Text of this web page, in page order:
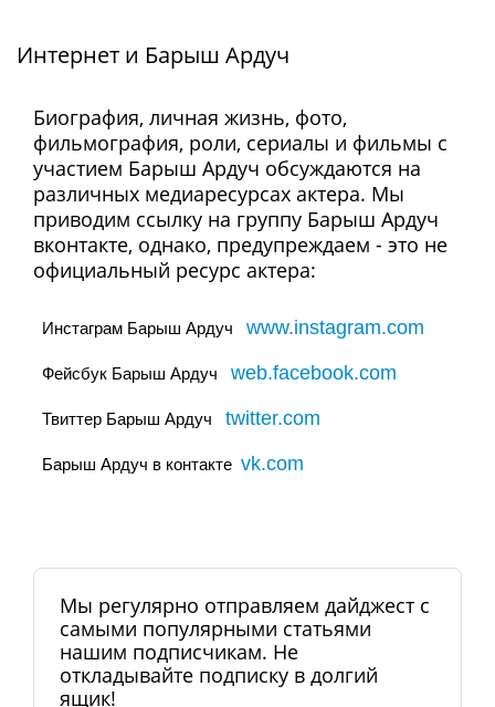
Интернет и Барыш Ардуч
Биография, личная жизнь, фото,
фильмография, роли, сериалы и фильмы с
участием Барыш Ардуч обсуждаются на
различных медиаресурсах актера. Мы
приводим ссылку на группу Барыш Ардуч
вконтакте, однако, предупреждаем - это не
официальный ресурс актера:
Инстаграм Барыш Ардуч www.instagram.com
Фейсбук Барыш Ардуч web.facebook.com
Твиттер Барыш Ардуч twitter.com
Барыш Ардуч в контакте vk.com
Мы регулярно отправляем дайджест с
самыми популярными статьями
нашим подписчикам. Не
откладывайте подписку в долгий
ящик!